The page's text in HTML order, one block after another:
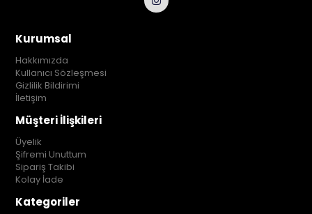
Kurumsal
Hakkımızda
Kullanıcı Sözleşmesi
Gizlilik Bildirimi
İletişim
Müşteri İlişkileri
Üyelik
Şifremi Unuttum
Sipariş Takibi
Kolay İade
Kategoriler